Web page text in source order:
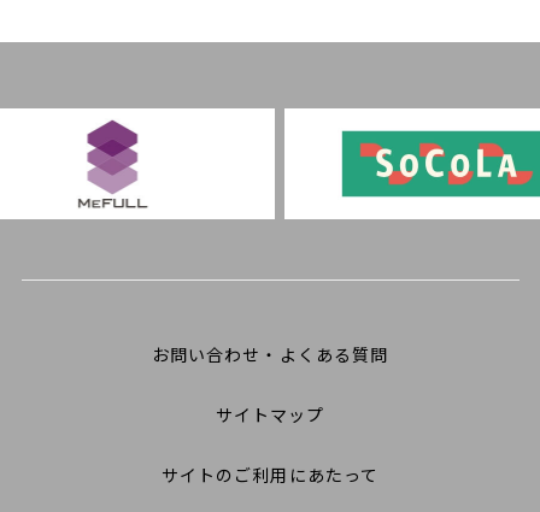
お問い合わせ・よくある質問
サイトマップ
サイトのご利用にあたって